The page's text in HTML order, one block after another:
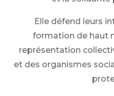
Elle défend leurs
formation de haut
représentation
et des organismes